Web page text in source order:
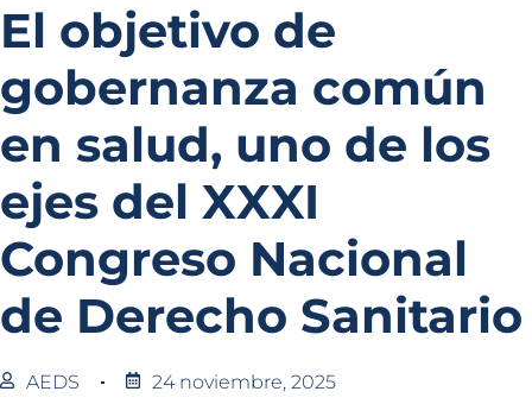
El objetivo de
gobernanza común
en salud, uno de los
ejes del XXXI
Congreso Nacional
de Derecho Sanitario
AEDS 24 noviembre, 2025